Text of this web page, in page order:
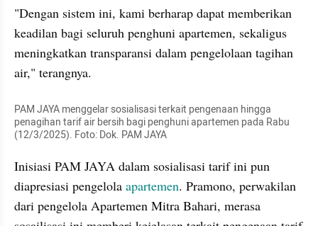
"Dengan sistem ini, kami berharap dapat memberikan
keadilan bagi seluruh penghuni apartemen, sekaligus
meningkatkan transparansi dalam pengelolaan tagihan
air," terangnya.
PAM JAYA menggelar sosialisasi terkait pengenaan hingga
penagihan tarif air bersih bagi penghuni apartemen pada Rabu
(12/3/2025). Foto: Dok. PAM JAYA
Inisiasi PAM JAYA dalam sosialisasi tarif ini pun
diapresiasi pengelola apartemen. Pramono, perwakilan
dari pengelola Apartemen Mitra Bahari, merasa